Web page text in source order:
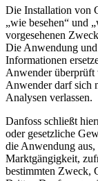
Die Installation von
„wie besehen“ und
vorgesehenen
Die Anwendung und
Informationen
Anwender überprüft
Anwender darf sich
Analysen verlassen.
Danfoss schließt
oder gesetzliche
die Anwendung
Marktgängigkeit,
bestimmten Zweck,